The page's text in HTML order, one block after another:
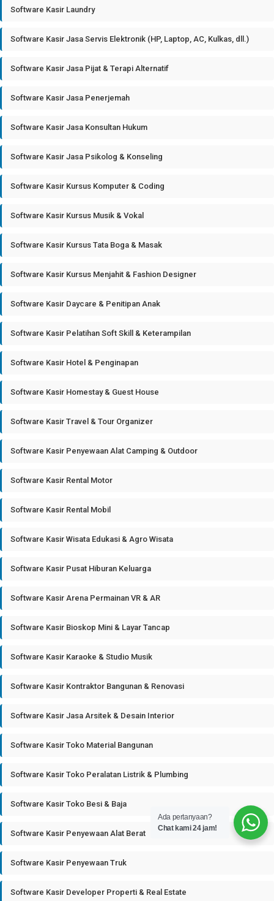
Software Kasir Laundry
Software Kasir Jasa Servis Elektronik (HP, Laptop, AC, Kulkas, dll.)
Software Kasir Jasa Pijat & Terapi Alternatif
Software Kasir Jasa Penerjemah
Software Kasir Jasa Konsultan Hukum
Software Kasir Jasa Psikolog & Konseling
Software Kasir Kursus Komputer & Coding
Software Kasir Kursus Musik & Vokal
Software Kasir Kursus Tata Boga & Masak
Software Kasir Kursus Menjahit & Fashion Designer
Software Kasir Daycare & Penitipan Anak
Software Kasir Pelatihan Soft Skill & Keterampilan
Software Kasir Hotel & Penginapan
Software Kasir Homestay & Guest House
Software Kasir Travel & Tour Organizer
Software Kasir Penyewaan Alat Camping & Outdoor
Software Kasir Rental Motor
Software Kasir Rental Mobil
Software Kasir Wisata Edukasi & Agro Wisata
Software Kasir Pusat Hiburan Keluarga
Software Kasir Arena Permainan VR & AR
Software Kasir Bioskop Mini & Layar Tancap
Software Kasir Karaoke & Studio Musik
Software Kasir Kontraktor Bangunan & Renovasi
Software Kasir Jasa Arsitek & Desain Interior
Software Kasir Toko Material Bangunan
Software Kasir Toko Peralatan Listrik & Plumbing
Software Kasir Toko Besi & Baja
Software Kasir Penyewaan Alat Berat
Software Kasir Penyewaan Truk
Software Kasir Developer Properti & Real Estate
Ada pertanyaan?
Chat kami 24 jam!